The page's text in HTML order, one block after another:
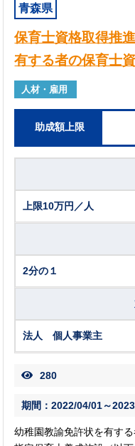
青森県
保育士資格取得推
有する者の保育士
人材・雇用
助成額上限
上限10万円／人
2分の１
法人 個人事業主
280
期間：2022/04/01～
幼稚園教諭免許状を有す